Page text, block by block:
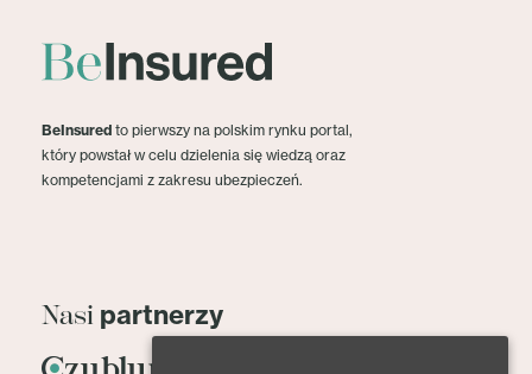
BeInsured to pierwszy na polskim rynku portal,
który powstał w celu dzielenia się wiedzą oraz
kompetencjami z zakresu ubezpieczeń.
Nasi partnerzy